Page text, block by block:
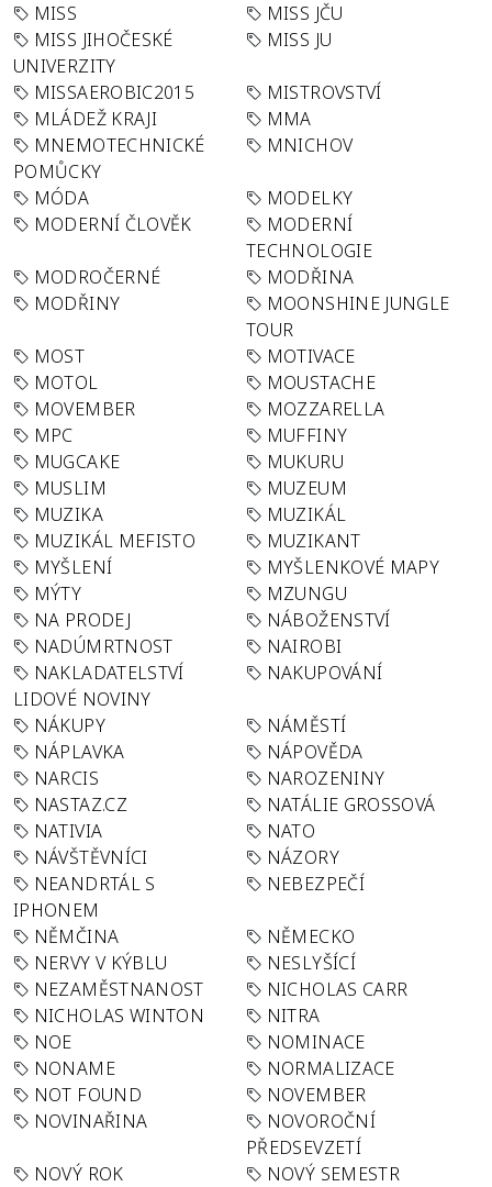
MISS
MISS JČU
MISS JIHOČESKÉ
UNIVERZITY
MISS JU
MISSAEROBIC2015
MISTROVSTVÍ
MLÁDEŽ KRAJI
MMA
MNEMOTECHNICKÉ
POMŮCKY
MNICHOV
MÓDA
MODELKY
MODERNÍ ČLOVĚK
MODERNÍ
TECHNOLOGIE
MODROČERNÉ
MODŘINA
MODŘINY
MOONSHINE JUNGLE
TOUR
MOST
MOTIVACE
MOTOL
MOUSTACHE
MOVEMBER
MOZZARELLA
MPC
MUFFINY
MUGCAKE
MUKURU
MUSLIM
MUZEUM
MUZIKA
MUZIKÁL
MUZIKÁL MEFISTO
MUZIKANT
MYŠLENÍ
MYŠLENKOVÉ MAPY
MÝTY
MZUNGU
NA PRODEJ
NÁBOŽENSTVÍ
NADÚMRTNOST
NAIROBI
NAKLADATELSTVÍ
LIDOVÉ NOVINY
NAKUPOVÁNÍ
NÁKUPY
NÁMĚSTÍ
NÁPLAVKA
NÁPOVĚDA
NARCIS
NAROZENINY
NASTAZ.CZ
NATÁLIE GROSSOVÁ
NATIVIA
NATO
NÁVŠTĚVNÍCI
NÁZORY
NEANDRTÁL S
IPHONEM
NEBEZPEČÍ
NĚMČINA
NĚMECKO
NERVY V KÝBLU
NESLYŠÍCÍ
NEZAMĚSTNANOST
NICHOLAS CARR
NICHOLAS WINTON
NITRA
NOE
NOMINACE
NONAME
NORMALIZACE
NOT FOUND
NOVEMBER
NOVINAŘINA
NOVOROČNÍ
PŘEDSEVZETÍ
NOVÝ ROK
NOVÝ SEMESTR